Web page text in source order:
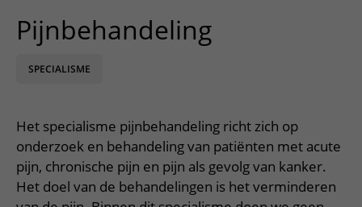
Zorg en behandeling
Ziekten en aandoeningen
Poliklinieken
Verpleegafdelingen
Onze zorgverleners
Afspraak en opname
Bezoek aan de polikliniek
Opname in het ziekenhuis
Voorbereiding op uw afspraak
Op bezoek in het UMC Utrecht
Apotheek
Winkels en restaurants
Contact en route
Spoed
Contactgegevens
Verwijzers
Pijnbehandeling
SPECIALISME
Het specialisme pijnbehandeling richt zich op
onderzoek en behandeling van patiënten met acute
pijn, chronische pijn en pijn als gevolg van kanker.
Het doel van de behandelingen is het verminderen